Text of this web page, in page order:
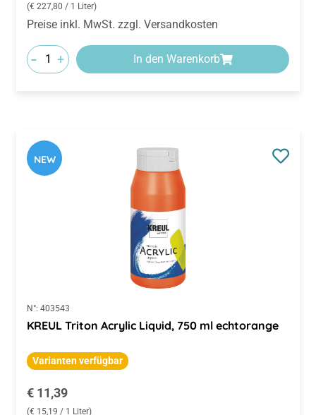
(€ 227,80 / 1 Liter)
Preise inkl. MwSt. zzgl. Versandkosten
- + In den Warenkorb
NEW
N°: 403543
KREUL Triton Acrylic Liquid, 750 ml echtorange
Varianten verfügbar
Regulärer Preis:
€ 11,39
(€ 15,19 / 1 Liter)